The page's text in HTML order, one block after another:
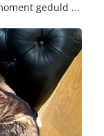
geduld ...